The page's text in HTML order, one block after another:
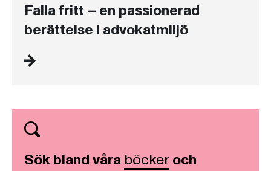
Falla fritt – en passionerad
berättelse i advokatmiljö
Sök bland våra böckeroch